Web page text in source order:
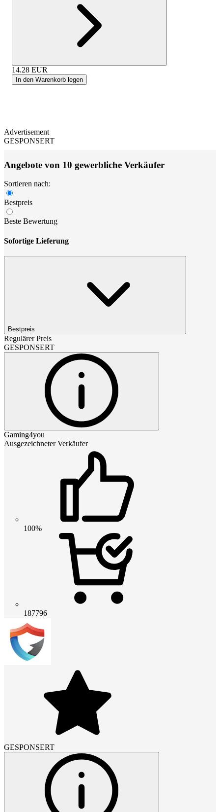
14.28 EUR
In den Warenkorb legen
Advertisement
GESPONSERT
Angebote von 10 gewerbliche Verkäufer
Sortieren nach:
Bestpreis
Beste Bewertung
Sofortige Lieferung
Bestpreis
Regulärer Preis
GESPONSERT
Gaming4you
Ausgezeichneter Verkäufer
100%
187796
GESPONSERT